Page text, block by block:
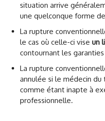
situation arrive
une quelconque forme
La rupture
le cas où celle-ci vise un
contournant les
La rupture
annulée si le médecin
comme étant inapte à
professionnelle.